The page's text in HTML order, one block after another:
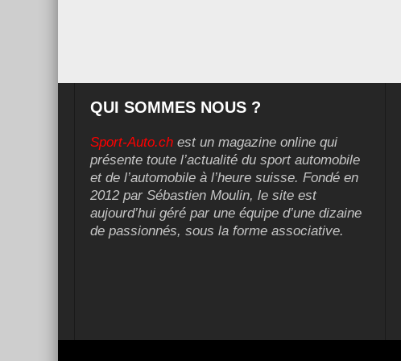
QUI SOMMES NOUS ?
Sport-Auto.ch est un magazine online qui
présente toute l’actualité du sport automobile
et de l’automobile à l’heure suisse. Fondé en
2012 par Sébastien Moulin, le site est
aujourd’hui géré par une équipe d’une dizaine
de passionnés, sous la forme associative.